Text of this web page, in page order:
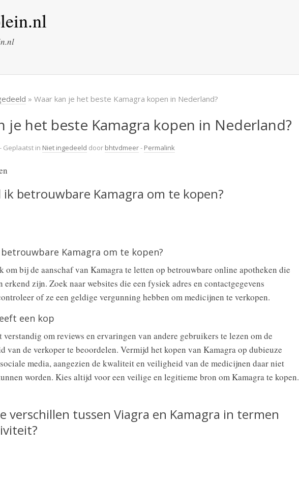
» Waar kan je het beste Kamagra kopen in Nederland?
je het beste Kamagra kopen in Nederland?
- Geplaatst in Niet ingedeeld door bhtvdmeer- Permalink
ik betrouwbare Kamagra om te kopen?
Kamagra om te kopen?
om bij de aanschaf van Kamagra te letten op betrouwbare online apotheken die
erkend zijn. Zoek naar websites die een fysiek adres en contactgegevens
of ze een geldige vergunning hebben om medicijnen te verkopen.
een kop
verstandig om reviews en ervaringen van andere gebruikers te lezen om de
van de verkoper te beoordelen. Vermijd het kopen van Kamagra op dubieuze
media, aangezien de kwaliteit en veiligheid van de medicijnen daar niet
worden. Kies altijd voor een veilige en legitieme bron om Kamagra te kopen.
verschillen tussen Viagra en Kamagra in termen